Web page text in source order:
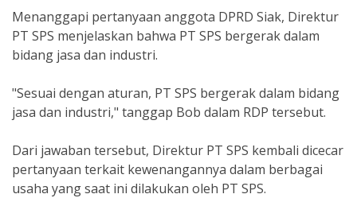
Menanggapi pertanyaan anggota DPRD Siak, Direktur
PT SPS menjelaskan bahwa PT SPS bergerak dalam
bidang jasa dan industri.
"Sesuai dengan aturan, PT SPS bergerak dalam bidang
jasa dan industri," tanggap Bob dalam RDP tersebut.
Dari jawaban tersebut, Direktur PT SPS kembali dicecar
pertanyaan terkait kewenangannya dalam berbagai
usaha yang saat ini dilakukan oleh PT SPS.